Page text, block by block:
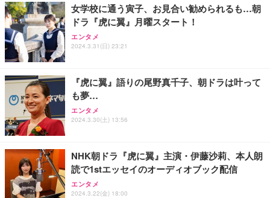
女学校に通う寅子、お見合い勧められるも…朝
ドラ『虎に翼』月曜スタート！
エンタメ
2024.3.31(日) 23:21
『虎に翼』語りの尾野真千子、朝ドラは叶って
も夢…
エンタメ
2024.3.30(土) 13:56
NHK朝ドラ『虎に翼』主演・伊藤沙莉、本人朗
読で1stエッセイのオーディオブック配信
エンタメ
2024.3.22(金) 18:00